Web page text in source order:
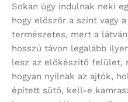
Sokan úgy indulnak neki
hogy először a színt vagy
természetes, mert a
hosszú távon legalább
lesz az előkészítő felület,
hogyan nyílnak az ajtók,
épített sütő, kell-e